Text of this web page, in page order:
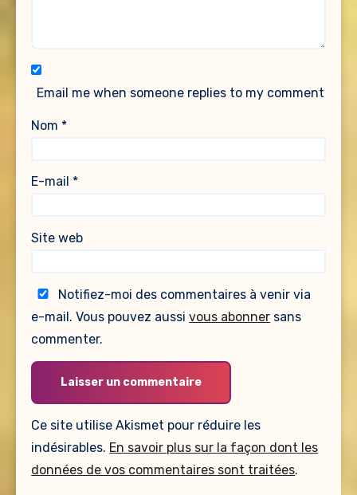
Email me when someone replies to my comment
Nom *
E-mail *
Site web
Notifiez-moi des commentaires à venir via
e-mail. Vous pouvez aussivous abonner sans
commenter.
Ce site utilise Akismet pour réduire les
indésirables. En savoir plus sur la façon dont les
données de vos commentaires sont traitées.